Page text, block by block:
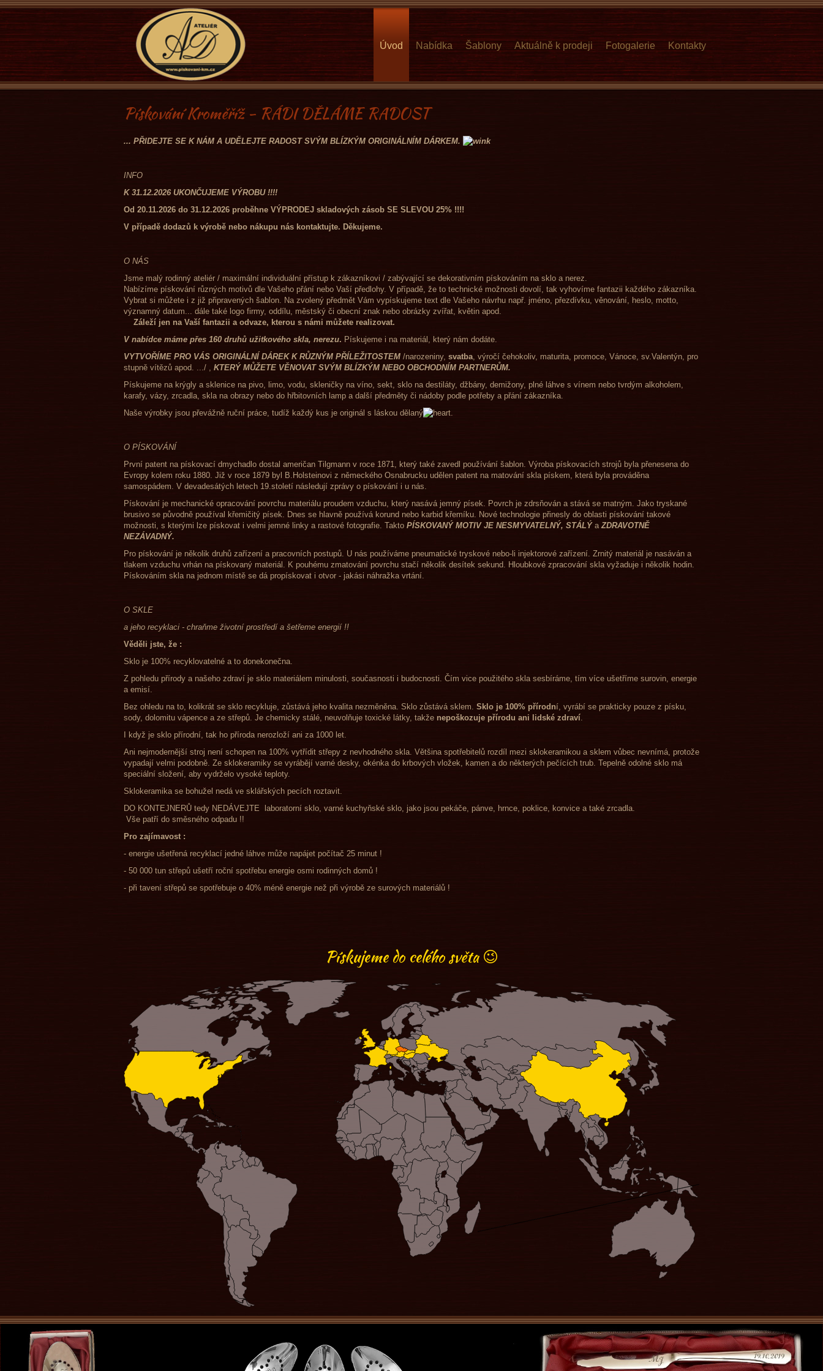
Úvod Nabídka Šablony Aktuálně k prodeji Fotogalerie Kontakty
Pískování Kroměříž - RÁDI DĚLÁME RADOST
... PŘIDEJTE SE K NÁM A UDĚLEJTE RADOST SVÝM BLÍZKÝM ORIGINÁLNÍM DÁRKEM.
INFO
K 31.12.2026 UKONČUJEME VÝROBU !!!!
Od 20.11.2026 do 31.12.2026 proběhne VÝPRODEJ skladových zásob SE SLEVOU 25% !!!!
V případě dodazů k výrobě nebo nákupu nás kontaktujte. Děkujeme.
O NÁS
Jsme malý rodinný ateliér / maximální individuální přístup k zákazníkovi / zabývající se dekorativním pískováním na sklo a nerez.
Nabízíme pískování různých motivů dle Vašeho přání nebo Vaší předlohy. V případě, že to technické možnosti dovolí, tak vyhovíme fantazii každého zákazníka.
Vybrat si můžete i z již připravených šablon. Na zvolený předmět Vám vypískujeme text dle Vašeho návrhu např. jméno, přezdívku, věnování, heslo, motto,
významný datum... dále také logo firmy, oddílu, městský či obecní znak nebo obrázky zvířat, květin apod.
Záleží jen na Vaší fantazii a odvaze, kterou s námi můžete realizovat.
V nabídce máme přes 160 druhů užitkového skla, nerezu. Pískujeme i na materiál, který nám dodáte.
VYTVOŘÍME PRO VÁS ORIGINÁLNÍ DÁREK K RŮZNÝM PŘÍLEŽITOSTEM /narozeniny, svatba, výročí čehokoliv, maturita, promoce, Vánoce, sv.Valentýn, pro
stupně vítězů apod. .../ , KTERÝ MŮŽETE VĚNOVAT SVÝM BLÍZKÝM NEBO OBCHODNÍM PARTNERŮM.
Pískujeme na krýgly a sklenice na pivo, limo, vodu, skleničky na víno, sekt, sklo na destiláty, džbány, demižony, plné láhve s vínem nebo tvrdým alkoholem,
karafy, vázy, zrcadla, skla na obrazy nebo do hřbitovních lamp a další předměty či nádoby podle potřeby a přání zákazníka.
Naše výrobky jsou převážně ruční práce, tudíž každý kus je originál s láskou dělaný
.
O PÍSKOVÁNÍ
První patent na pískovací dmychadlo dostal američan Tilgmann v roce 1871, který také zavedl používání šablon. Výroba pískovacích strojů byla přenesena do
Evropy kolem roku 1880. Již v roce 1879 byl B.Holsteinovi z německého Osnabrucku udělen patent na matování skla pískem, která byla prováděna
samospádem. V devadesátých letech 19.století následují zprávy o pískování i u nás.
Pískování je mechanické opracování povrchu materiálu proudem vzduchu, který nasává jemný písek. Povrch je zdrsňován a stává se matným. Jako tryskané
brusivo se původně používal křemičitý písek. Dnes se hlavně používá korund nebo karbid křemíku. Nové technologie přinesly do oblasti pískování takové
možnosti, s kterými lze pískovat i velmi jemné linky a rastové fotografie. Takto PÍSKOVANÝMOTIV JE NESMYVATELNÝ, STÁLÝaZDRAVOTNĚ
NEZÁVADNÝ.
Pro pískování je několik druhů zařízení a pracovních postupů. U nás používáme pneumatické tryskové nebo-li injektorové zařízení. Zrnitý materiál je nasáván a
tlakem vzduchu vrhán na pískovaný materiál. K pouhému zmatování povrchu stačí několik desítek sekund. Hloubkové zpracování skla vyžaduje i několik hodin.
Pískováním skla na jednom místě se dá propískovat i otvor - jakási náhražka vrtání.
O SKLE
a jeho recyklaci - chraňme životní prostředí a šetřeme energií !!
Věděli jste, že :
Sklo je 100% recyklovatelné a to donekonečna.
Z pohledu přírody a našeho zdraví je sklo materiálem minulosti, současnosti i budocnosti. Čím vice použitého skla sesbíráme, tím více ušetříme surovin, energie
a emisí.
Bez ohledu na to, kolikrát se sklo recykluje, zůstává jeho kvalita nezměněna. Sklo zůstává sklem. Sklo je 100% přírodní, vyrábí se prakticky pouze z písku,
sody, dolomitu vápence a ze střepů. Je chemicky stálé, neuvolňuje toxické látky, takže nepoškozuje přírodu ani lidské zdraví.
I když je sklo přírodní, tak ho příroda nerozloží ani za 1000 let.
Ani nejmodernější stroj není schopen na 100% vytřídit střepy z nevhodného skla. Většina spotřebitelů rozdíl mezi sklokeramikou a sklem vůbec nevnímá, protože
vypadají velmi podobně. Ze sklokeramiky se vyrábějí varné desky, okénka do krbových vložek, kamen a do některých pečících trub. Tepelně odolné sklo má
speciální složení, aby vydrželo vysoké teploty.
Sklokeramika se bohužel nedá ve sklářských pecích roztavit.
DO KONTEJNERŮ tedy NEDÁVEJTE laboratorní sklo, varné kuchyňské sklo, jako jsou pekáče, pánve, hrnce, poklice, konvice a také zrcadla.
Vše patří do směsného odpadu !!
Pro zajímavost :
- energie ušetřená recyklací jedné láhve může napájet počítač 25 minut !
- 50 000 tun střepů ušetří roční spotřebu energie osmi rodinných domů !
- při tavení střepů se spotřebuje o 40% méně energie než při výrobě ze surových materiálů !
Pískujeme do celého světa 😉